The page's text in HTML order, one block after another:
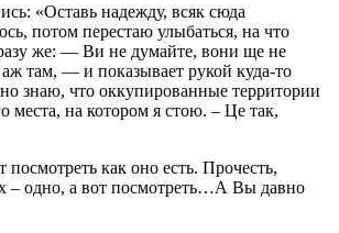
«Оставь надежду, всяк сюда
потом перестаю улыбаться, на что
же: — Ви не думайте, вони ще не
там, — и показывает рукой куда-то
знаю, что оккупированные территории
места, на котором я стою. – Це так,
как оно есть. Прочесть,
– одно, а вот посмотреть…А Вы давно